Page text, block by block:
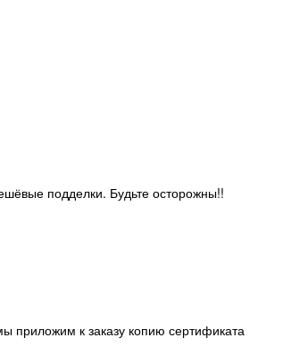
подделки. Будьте осторожны!!
приложим к заказу копию сертификата